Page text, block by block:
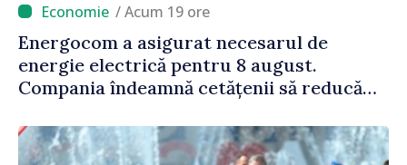
/ Acum 19 ore
Energocom a asigurat necesarul de
energie electrică pentru 8 august.
Compania îndeamnă cetățenii să reducă